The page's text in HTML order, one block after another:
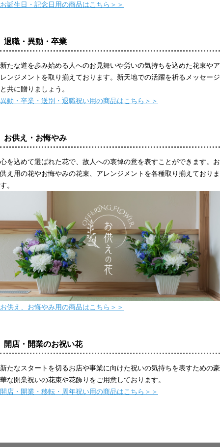
お誕生日・記念日用の商品はこちら＞＞
退職・異動・卒業
新たな道を歩み始める人へのお見舞いや労いの気持ちを込めた花束やア
レンジメントを取り揃えております。新天地での活躍を祈るメッセージ
と共に贈りましょう。
異動・卒業・送別・退職祝い用の商品はこちら＞＞
お供え・お悔やみ
心を込めて選ばれた花で、故人への哀悼の意を表すことができます。お
供え用の花やお悔やみの花束、アレンジメントを各種取り揃えておりま
す。
お供え、お悔やみ用の商品はこちら＞＞
開店・開業のお祝い花
新たなスタートを切るお店や事業に向けた祝いの気持ちを表すための豪
華な開業祝いの花束や花飾りをご用意しております。
開店・開業・移転・周年祝い用の商品はこちら＞＞